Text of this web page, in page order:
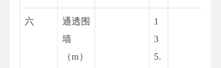
六
通透围
墙
（m）
1
3
5.